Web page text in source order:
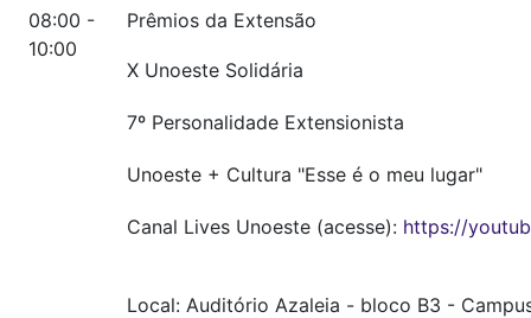
08:00 -
10:00
Prêmios da Extensão
X Unoeste Solidária
7º Personalidade Extensionista
Unoeste + Cultura "Esse é o meu lugar"
Canal Lives Unoeste (acesse): https://
Local: Auditório Azaleia - bloco B3 -